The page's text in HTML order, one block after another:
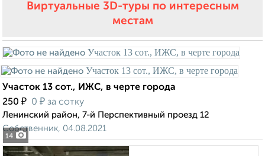
Виртуальные 3D-туры по интересным
местам
14
Участок 13 сот., ИЖС, в черте города
250 ₽ 0 ₽ за сотку
Ленинский район, 7-й Перспективный проезд 12
Собственник, 04.08.2021